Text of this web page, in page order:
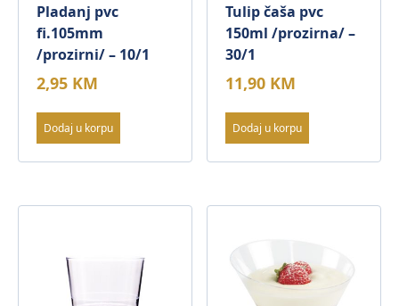
Pladanj pvc
fi.105mm
/prozirni/ – 10/1
2,95 KM
Dodaj u korpu
Tulip čaša pvc
150ml /prozirna/ –
30/1
11,90 KM
Dodaj u korpu